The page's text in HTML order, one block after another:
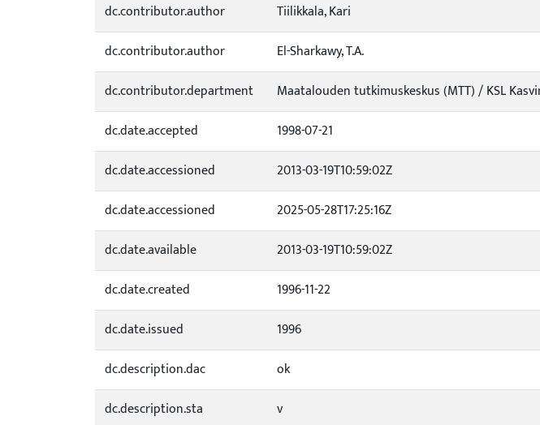
dc.contributor.author
Tiilikkala, Kari
dc.contributor.author
El-Sharkawy, T.A.
dc.contributor.department
Maatalouden tutkimuskeskus (MTT) / KSL
dc.date.accepted
1998-07-21
dc.date.accessioned
2013-03-19T10:59:02Z
dc.date.accessioned
2025-05-28T17:25:16Z
dc.date.available
2013-03-19T10:59:02Z
dc.date.created
1996-11-22
dc.date.issued
1996
dc.description.dac
ok
dc.description.sta
v